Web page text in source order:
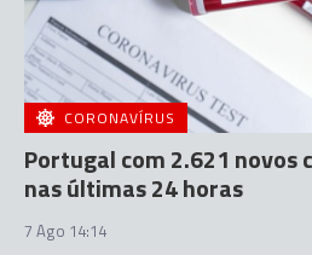
CORONAVÍRUS
Portugal com 2.621 novos
nas últimas 24 horas
7 Ago 14:14